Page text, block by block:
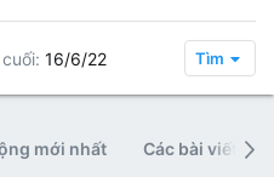
16/6/22 Tìm
mới nhất Các bài viết